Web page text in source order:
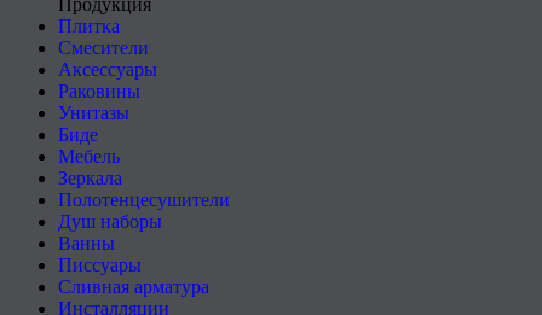
Продукция
Плитка
Смесители
Аксессуары
Раковины
Унитазы
Биде
Мебель
Зеркала
Полотенцесушители
Душ наборы
Ванны
Писсуары
Сливная арматура
Инсталляции